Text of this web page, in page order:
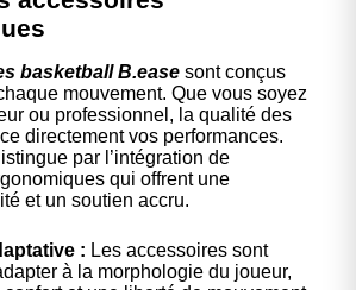
basketball B.ease sont conçus
mouvement. Que vous soyez
ou professionnel, la qualité des
directement vos performances.
par l’intégration de
qui offrent une
et un soutien accru.
: Les accessoires sont
à la morphologie du joueur,